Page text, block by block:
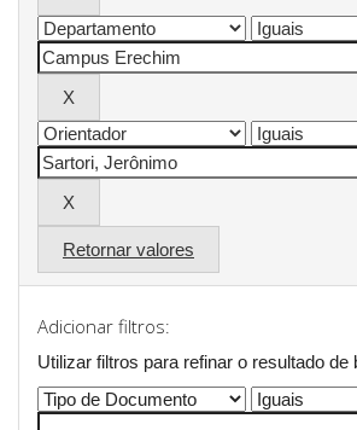
Retornar valores
Adicionar filtros:
Utilizar filtros para refinar o resultado de